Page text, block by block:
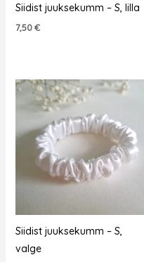
Siidist juuksekumm – S, lilla
7,50€
Siidist juuksekumm – S,
valge